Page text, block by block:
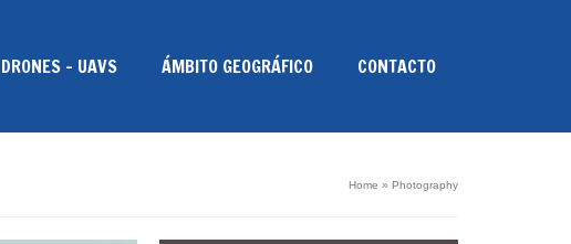
DRONES – UAVS ÁMBITO GEOGRÁFICO CONTACTO
Home » Photography